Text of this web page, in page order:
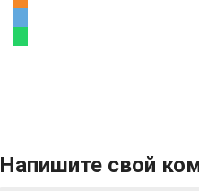
Напишите свой